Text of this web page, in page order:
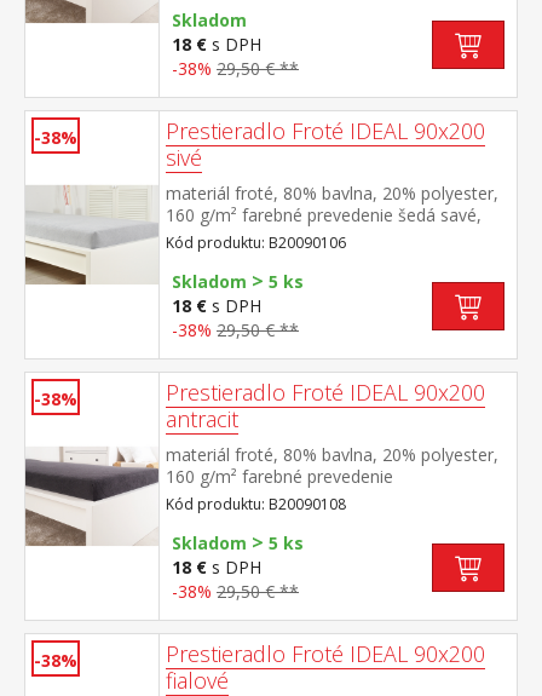
cm prateľné do 40 °C
Skladom
18 € s DPH
-38% 29,50 € **
-38%
Prestieradlo Froté IDEAL 90x200
sivé
materiál froté, 80% bavlna, 20% polyester,
160 g/m² farebné prevedenie šedá savé,
odolné, stálofarebné, obšité gumou pre
matrace do výšky 25 cm prateľné do 40 °C
Kód produktu: B20090106
Skladom > 5 ks
18 € s DPH
-38% 29,50 € **
-38%
Prestieradlo Froté IDEAL 90x200
antracit
materiál froté, 80% bavlna, 20% polyester,
160 g/m² farebné prevedenie
antracitová savé, odolné, stálofarebné,
obšité gumou pre matrace do výšky 25
cm prateľné do 40 °C
Kód produktu: B20090108
Skladom > 5 ks
18 € s DPH
-38% 29,50 € **
-38%
Prestieradlo Froté IDEAL 90x200
fialové